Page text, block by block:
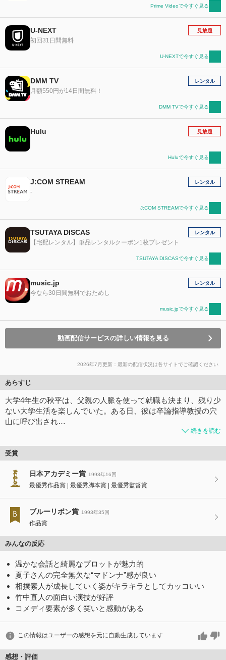
Prime Videoで今すぐ見る
U-NEXT
初回31日間無料
見放題
U-NEXTで今すぐ見る
DMM TV
月額550円が14日間無料！
レンタル
DMM TVで今すぐ見る
Hulu 見放題
Huluで今すぐ見る
J:COM STREAM
-
レンタル
J:COM STREAMで今すぐ見る
TSUTAYA DISCAS
【宅配レンタル】単品レンタルクーポン1枚プレゼント
レンタル
TSUTAYA DISCASで今すぐ見る
music.jp
今なら30日間無料でおためし
レンタル
music.jpで今すぐ見る
動画配信サービスの詳しい情報を見る
2026年7月更新：最新の配信状況は各サイトでご確認ください
あらすじ
大学4年生の秋平は、父親の人脈を使って就職も決まり、残り少
ない大学生活を楽しんでいた。ある日、彼は卒論指導教授の穴
山に呼び出され…
続きを読む
受賞
日本アカデミー賞 1993年16回
最優秀作品賞 最優秀脚本賞 最優秀監督賞
ブルーリボン賞 1993年35回
作品賞
みんなの反応
温かな会話と綺麗なプロットが魅力的
夏子さんの完全無欠な“マドンナ”感が良い
相撲素人が成長していく姿がキラキラとしてカッコいい
竹中直人の面白い演技が好評
コメディ要素が多く笑いと感動がある
この情報はユーザーの感想を元に自動生成しています
感想・評価